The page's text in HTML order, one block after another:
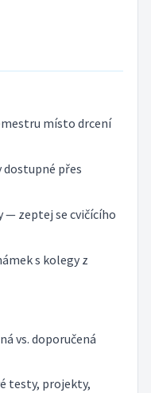
místo drcení
dostupné přes
— zeptej se cvičícího
s kolegy z
vs. doporučená
testy, projekty,